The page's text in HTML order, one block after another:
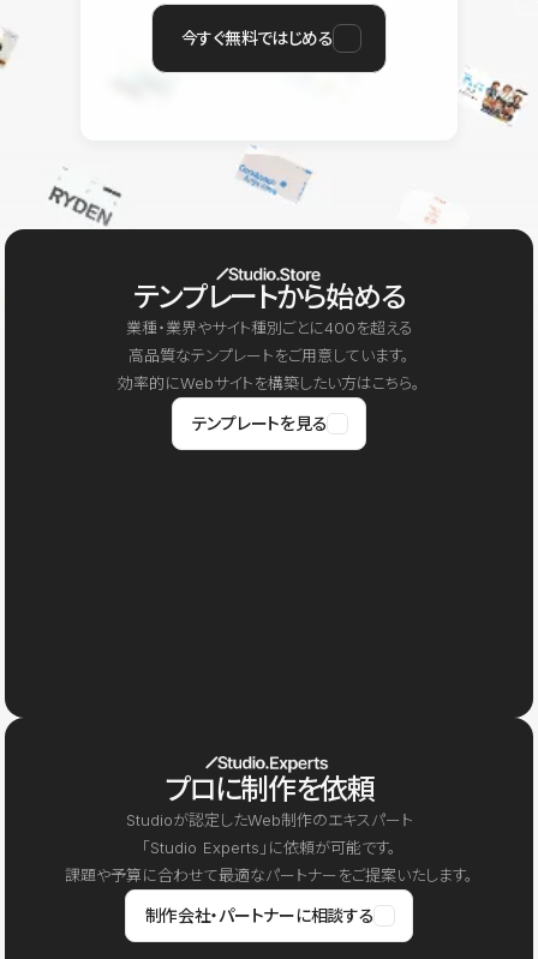
今すぐ無料ではじめる
テンプレートから始める
業種・業界やサイト種別ごとに400を超える
高品質なテンプレートをご用意しています。
効率的にWebサイトを構築したい方はこちら。
テンプレートを見る
プロに制作を依頼
Studioが認定したWeb制作のエキスパート
「Studio Experts」に依頼が可能です。
課題や予算に合わせて最適なパートナーをご提案いたします。
制作会社・パートナーに相談する